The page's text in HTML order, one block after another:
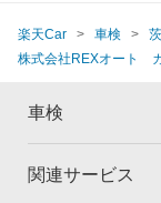
楽天Car 車検
株式会社REXオート
車検
トップ
関連サービス